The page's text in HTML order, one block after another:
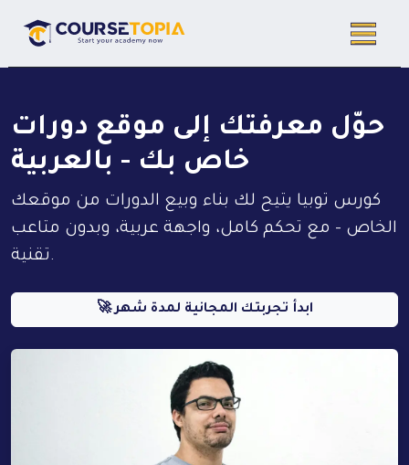
حوّل معرفتك إلى موقع دورات
خاص بك - بالعربية
كورس توبيا يتيح لك بناء وبيع الدورات من موقعك
الخاص - مع تحكم كامل، واجهة عربية، وبدون متاعب
تقنية.
🚀 ابدأ تجربتك المجانية لمدة شهر